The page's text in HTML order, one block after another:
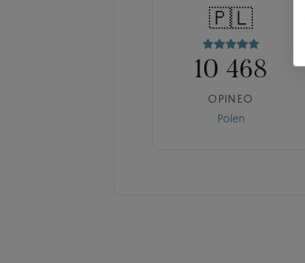
🇵🇱
10 468
OPINEO
Polen